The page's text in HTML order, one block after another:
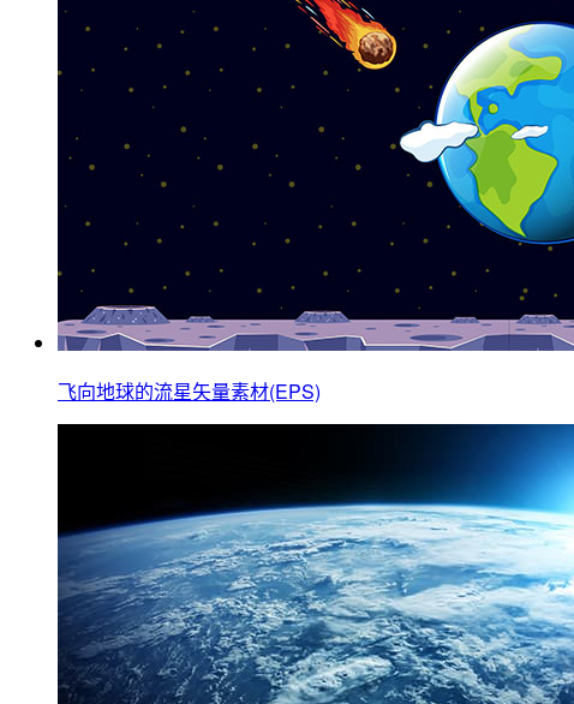
飞向地球的流星矢量素材(EPS)